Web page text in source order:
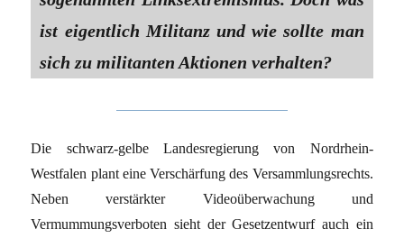
ist eigentlich Militanz und wie sollte man
sich zu militanten Aktionen ver­halten?
Die schwarz-gelbe Landesregierung von Nordrhein-
Westfalen plant eine Verschärfung des Versammlungsrechts.
Neben verstärkter Videoüberwachung und
Vermummungsverboten sieht der Gesetzentwurf auch ein